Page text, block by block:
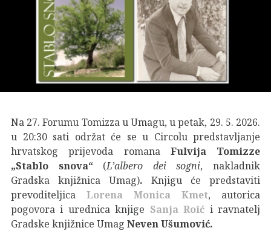
Na 27. Forumu Tomizza u Umagu, u petak, 29. 5. 2026.
u 20:30 sati održat će se u Circolu predstavljanje
hrvatskog prijevoda romana Fulvija Tomizze
„Stablo snova“ (L’albero dei sogni, nakladnik
Gradska knjižnica Umag). Knjigu će predstaviti
prevoditeljica Lorena Monica Kmet, autorica
pogovora i urednica knjige Sanja Roić i ravnatelj
Gradske knjižnice Umag Neven Ušumović.